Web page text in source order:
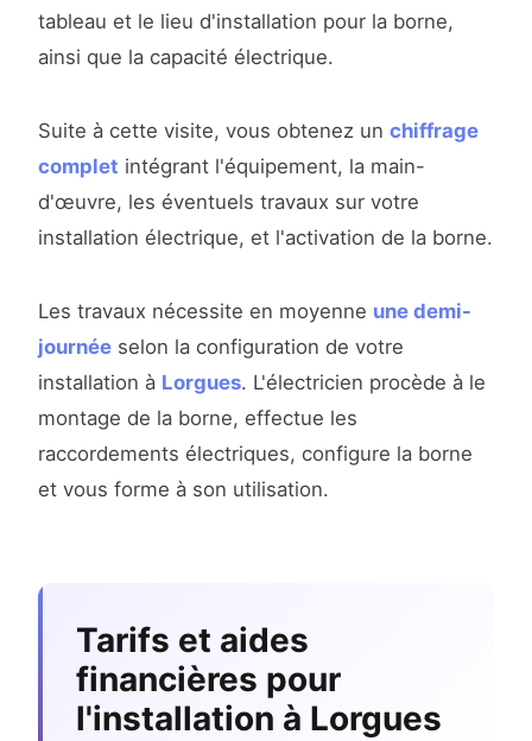
tableau et le lieu d'installation pour la borne,
ainsi que la capacité électrique.
Suite à cette visite, vous obtenez un chiffrage
complet intégrant l'équipement, la main-
d'œuvre, les éventuels travaux sur votre
installation électrique, et l'activation de la borne.
Les travaux nécessite en moyenne une demi-
journée selon la configuration de votre
installation à Lorgues. L'électricien procède à le
montage de la borne, effectue les
raccordements électriques, configure la borne
et vous forme à son utilisation.
Tarifs et aides
financières pour
l'installation à Lorgues